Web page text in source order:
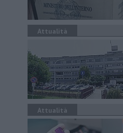
Attualità
Attualità